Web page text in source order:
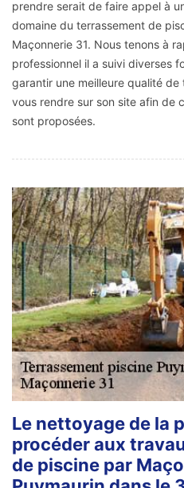
prendre serait de faire appel à
domaine du terrassement de
Maçonnerie 31. Nous tenons à
professionnel il a suivi diverses
garantir une meilleure qualité
vous rendre sur son site afin de
sont proposées.
Le nettoyage de la
procéder aux
de piscine par